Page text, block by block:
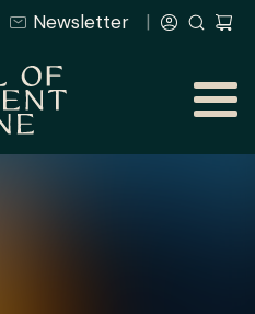
Newsletter